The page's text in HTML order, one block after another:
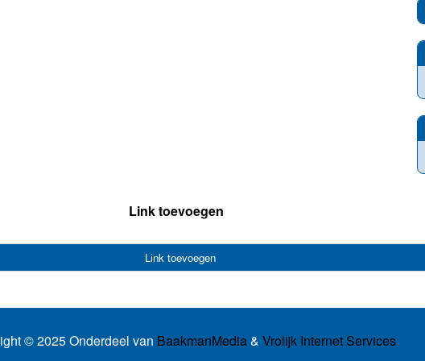
Link toevoegen
Link toevoegen
© 2025 Onderdeel van BaakmanMedia& Vrolijk Internet Services